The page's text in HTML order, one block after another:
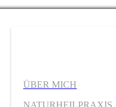
ÜBER MICH
NATURHEILPRAXIS